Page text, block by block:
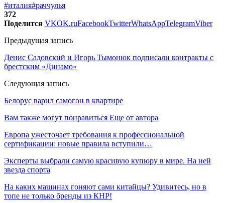
#италия#раччулья
372
Поделится VKOK.ruFacebookTwitterWhatsAppTelegramViber
Предыдущая запись
Денис Садовский и Игорь Тымонюк подписали контракты с
брестским «Динамо»
Следующая запись
Белорус варил самогон в квартире
Вам также могут понравиться Еще от автора
Европа ужесточает требования к профессиональной
сертификации: новые правила вступили…
Эксперты выбрали самую красивую купюру в мире. На ней
звезда спорта
На каких машинах гоняют сами китайцы? Удивитесь, но в
топе не только бренды из КНР!